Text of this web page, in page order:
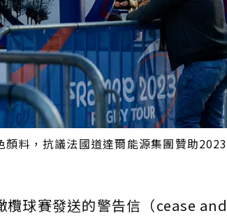
料，抗議法國道達爾能源集團贊助
欖球賽發送的警告信（cease